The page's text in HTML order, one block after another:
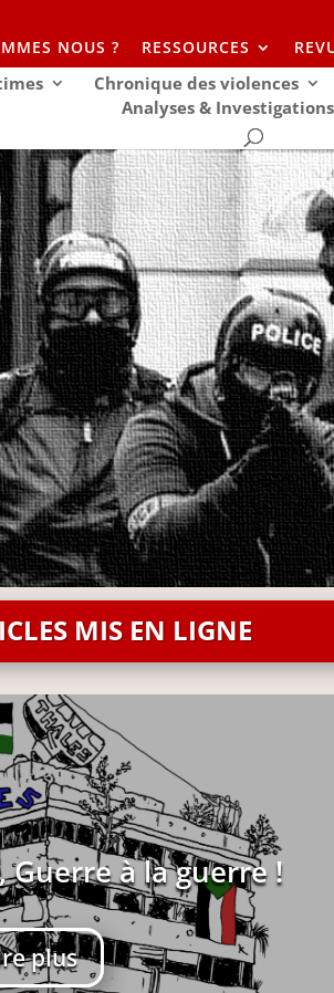
NOUS ? RESSOURCES
Chronique des violences
Analyses & Investigations
MIS EN LIGNE
Guerre à la guerre !
plus